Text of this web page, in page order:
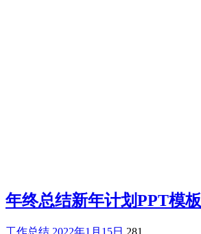
年终总结新年计划PPT模板
工作总结 2022年1月15日 281